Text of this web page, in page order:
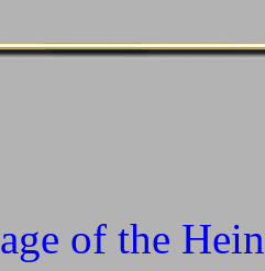
of the